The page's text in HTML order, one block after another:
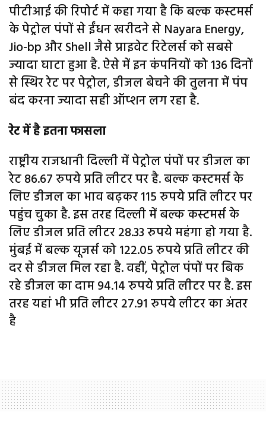
पीटीआई की रिपोर्ट में कहा गया है कि बल्क कस्टमर्स
के पेट्रोल पंपों से ईंधन खरीदने से Nayara Energy,
Jio-bp और Shell जैसे प्राइवेट रिटेलर्स को सबसे
ज्यादा घाटा हुआ है. ऐसे में इन कंपनियों को 136 दिनों
से स्थिर रेट पर पेट्रोल, डीजल बेचने की तुलना में पंप
बंद करना ज्यादा सही ऑप्शन लग रहा है.
रेट में है इतना फासला
राष्ट्रीय राजधानी दिल्ली में पेट्रोल पंपों पर डीजल का
रेट 86.67 रुपये प्रति लीटर पर है. बल्क कस्टमर्स के
लिए डीजल का भाव बढ़कर 115 रुपये प्रति लीटर पर
पहुंच चुका है. इस तरह दिल्ली में बल्क कस्टमर्स के
लिए डीजल प्रति लीटर 28.33 रुपये महंगा हो गया है.
मुंबई में बल्क यूजर्स को 122.05 रुपये प्रति लीटर की
दर से डीजल मिल रहा है. वहीं, पेट्रोल पंपों पर बिक
रहे डीजल का दाम 94.14 रुपये प्रति लीटर पर है. इस
तरह यहां भी प्रति लीटर 27.91 रुपये लीटर का अंतर
है